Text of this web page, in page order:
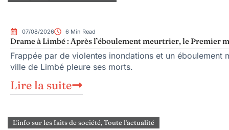
07/08/2026 6 Min Read
Drame à Limbé : Après l’éboulement meurtrier, le Premier
Frappée par de violentes inondations et un
ville de Limbé pleure ses morts.
Lire la suite
L'info sur les faits de société,Toute l'actualité